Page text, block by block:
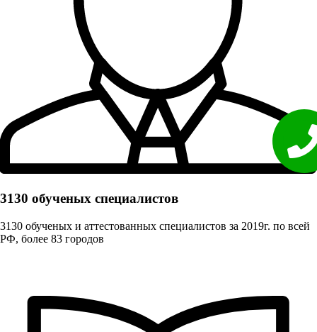
3130 обученых cпециалистов
3130 обученых и аттестованных специалистов за 2019г. по всей
РФ, более 83 городов